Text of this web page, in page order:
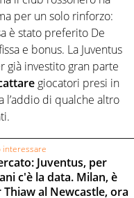
per un solo rinforzo:
è stato preferito De
e bonus. La Juventus
già investito gran parte
giocatori presi in
l’addio di qualche altro
interessare
Juventus, per
c'è la data. Milan, è
al Newcastle, ora